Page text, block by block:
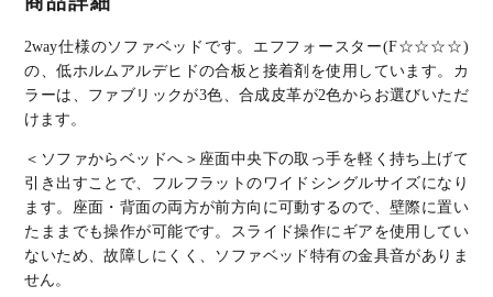
2way仕様のソファベッドです。 エフフォースター(F☆☆☆☆)
の、低ホルムアルデヒドの合板と接着剤を使用しています。カ
ラーは、ファブリックが3色、合成皮革が2色からお選びいただ
けます。
＜ソファからベッドへ＞ 座面中央下の取っ手を軽く持ち上げて
引き出すことで、フルフラットのワイドシングルサイズになり
ます。座面・背面の両方が前方向に可動するので、壁際に置い
たままでも操作が可能です。スライド操作にギアを使用してい
ないため、故障しにくく、ソファベッド特有の金具音がありま
せん。